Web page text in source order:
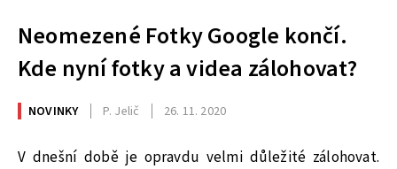
Neomezené Fotky Google končí.
Kde nyní fotky a videa zálohovat?
NOVINKY P. Jelič 26. 11. 2020
V dnešní době je opravdu velmi důležité zálohovat.